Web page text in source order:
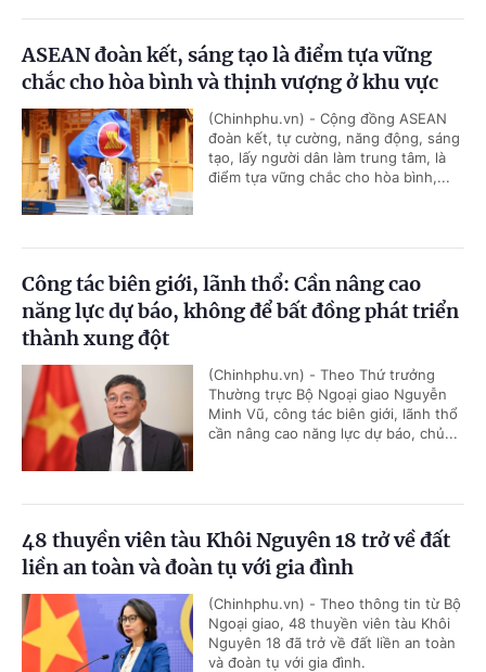
ASEAN đoàn kết, sáng tạo là điểm tựa vững
chắc cho hòa bình và thịnh vượng ở khu vực
(Chinhphu.vn) - Cộng đồng ASEAN
đoàn kết, tự cường, năng động, sáng
tạo, lấy người dân làm trung tâm, là
điểm tựa vững chắc cho hòa bình,...
Công tác biên giới, lãnh thổ: Cần nâng cao
năng lực dự báo, không để bất đồng phát triển
thành xung đột
(Chinhphu.vn) - Theo Thứ trưởng
Thường trực Bộ Ngoại giao Nguyễn
Minh Vũ, công tác biên giới, lãnh thổ
cần nâng cao năng lực dự báo, chủ...
48 thuyền viên tàu Khôi Nguyên 18 trở về đất
liền an toàn và đoàn tụ với gia đình
(Chinhphu.vn) - Theo thông tin từ Bộ
Ngoại giao, 48 thuyền viên tàu Khôi
Nguyên 18 đã trở về đất liền an toàn
và đoàn tụ với gia đình.